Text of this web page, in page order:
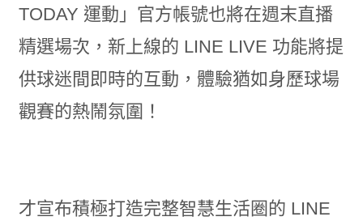
TODAY 運動」官方帳號也將在週末直播
精選場次，新上線的 LINE LIVE 功能將提
供球迷間即時的互動，體驗猶如身歷球場
觀賽的熱鬧氛圍！
才宣布積極打造完整智慧生活圈的 LINE